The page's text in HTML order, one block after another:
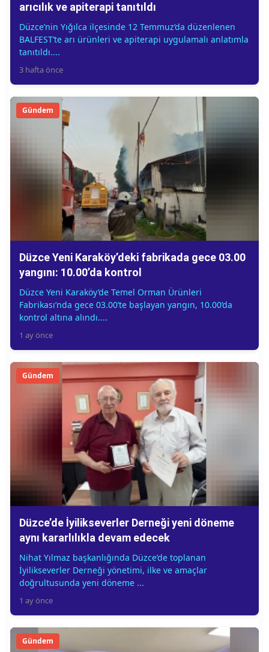
arıcılık ve apiterapi tanıtıldı
Düzce’nin Yığılca ilçesinde 12 Temmuz’da düzenlenen
BALFEST’te arı ürünleri ve apiterapi uygulamalı anlatımla
tanıtıldı....
3 hafta önce
Gündem
Düzce Yeni Karaköy’deki fabrikada gece 03.00
yangını: 10.00’da kontrol
Düzce Yeni Karaköy’de Temel Orman Ürünleri
Fabrikası’nda gece 03.00’te başlayan yangın, 10.00’da
kontrol altına alındı....
1 ay önce
Gündem
Düzce’de İyilikseverler Derneği yeni döneme
aynı kararlılıkla devam edecek
Nihat Yılmaz başkanlığında Düzce’de toplanan
İyilikseverler Derneği yönetimi, ilke ve amaçlar
doğrultusunda yeni döneme ...
1 ay önce
Gündem